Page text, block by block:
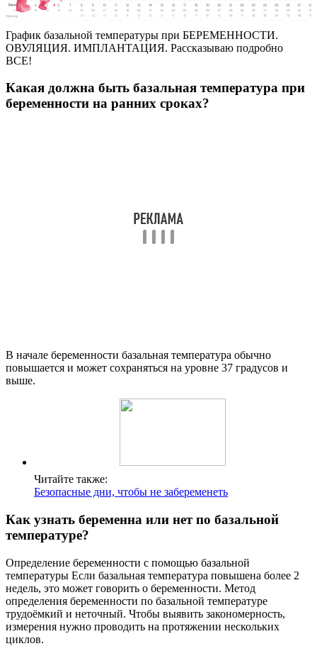
График базальной температуры при БЕРЕМЕННОСТИ.
ОВУЛЯЦИЯ. ИМПЛАНТАЦИЯ. Рассказываю подробно
ВСЕ!
Какая должна быть базальная температура при
беременности на ранних сроках?
В начале беременности базальная температура обычно
повышается и может сохраняться на уровне 37 градусов и
выше.
Читайте также:
Безопасные дни, чтобы не забеременеть
Как узнать беременна или нет по базальной
температуре?
Определение беременности с помощью базальной
температуры Если базальная температура повышена более 2
недель, это может говорить о беременности. Метод
определения беременности по базальной температуре
трудоёмкий и неточный. Чтобы выявить закономерность,
измерения нужно проводить на протяжении нескольких
циклов.